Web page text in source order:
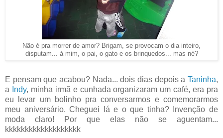
Não é pra morrer de amor? Brigam, se provocam o dia inteiro,
disputam... à mim, o pai, o gato e os brinquedos... mas né?
E pensam que acabou? Nada... dois dias depois a Taninha,
a
Indy, minha irmã e cunhada organizaram um café, era pra
eu levar um bolinho pra conversarmos e comemorarmos
meu aniversário. Cheguei lá e o que tinha? Invenção de
moda claro! Por que elas não se aguentam...
kkkkkkkkkkkkkkkkkkk